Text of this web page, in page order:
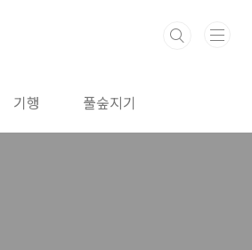
기행 풀숲지기